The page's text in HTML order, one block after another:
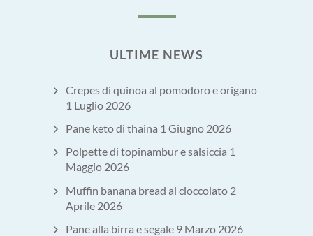
ULTIME NEWS
Crepes di quinoa al pomodoro e origano
1 Luglio 2026
Pane keto di thaina 1 Giugno 2026
Polpette di topinambur e salsiccia 1
Maggio 2026
Muffin banana bread al cioccolato 2
Aprile 2026
Pane alla birra e segale 9 Marzo 2026